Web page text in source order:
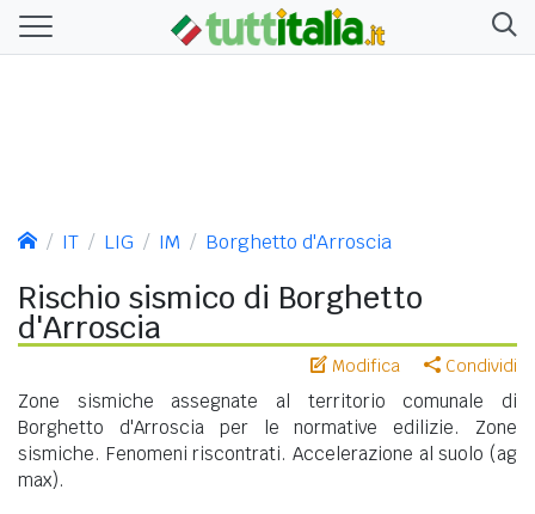
IT LIG IM Borghetto d'Arroscia
Rischio sismico di Borghetto
d'Arroscia
Modifica Condividi
Zone sismiche assegnate al territorio comunale di
Borghetto d'Arroscia per le normative edilizie. Zone
sismiche. Fenomeni riscontrati. Accelerazione al suolo (ag
max).